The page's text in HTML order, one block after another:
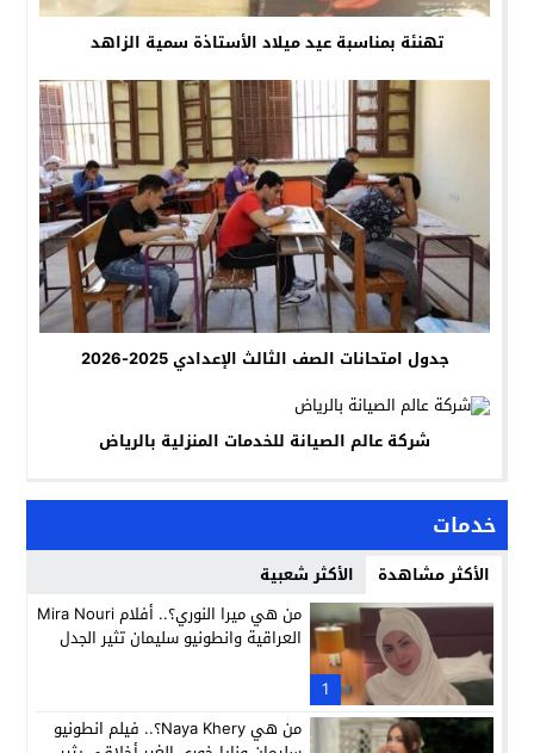
تهنئة بمناسبة عيد ميلاد الأستاذة سمية الزاهد
جدول امتحانات الصف الثالث الإعدادي 2025-2026
شركة عالم الصيانة للخدمات المنزلية بالرياض
خدمات
الأكثر مشاهدة الأكثر شعبية
1
من هي ميرا النوري؟.. أفلام Mira Nouri
العراقية وانطونيو سليمان تثير الجدل
من هي Naya Khery؟.. فيلم انطونيو